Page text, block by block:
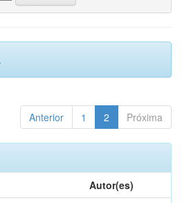
Anterior 1 2 Próxima
Autor(es)